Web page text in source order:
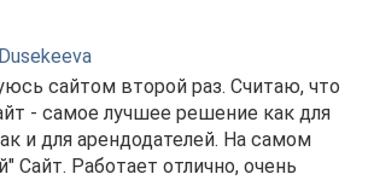
сайтом второй раз. Считаю, что
- самое лучшее решение как для
и для арендодателей. На самом
Сайт. Работает отлично, очень